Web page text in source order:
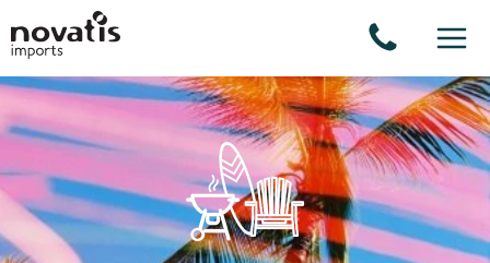
Panneau de gestion des cookies